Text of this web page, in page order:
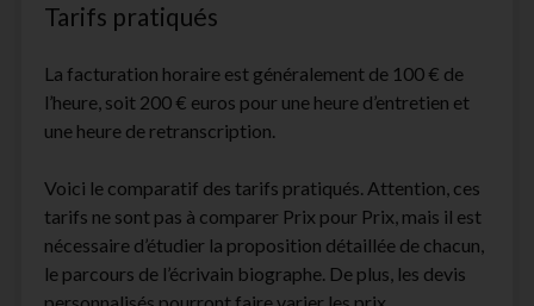
Tarifs pratiqués
La facturation horaire est généralement de 100 € de
l’heure, soit 200 € euros pour une heure d’entretien et
une heure de retranscription.
Voici le comparatif des tarifs pratiqués. Attention, ces
tarifs ne sont pas à comparer Prix pour Prix, mais il est
nécessaire d’étudier la proposition détaillée de chacun,
le parcours de l’écrivain biographe. De plus, les devis